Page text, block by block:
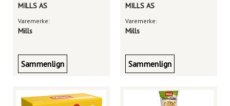
MILLS AS
Varemerke:
Mills
Sammenlign
MILLS AS
Varemerke:
Mills
Sammenlign